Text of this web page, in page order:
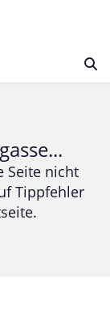
Seite nicht
Tippfehler